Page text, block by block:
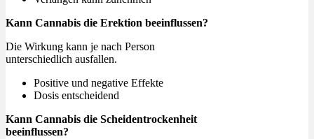
Kann Cannabis die Erektion beeinflussen?
Die Wirkung kann je nach Person
unterschiedlich ausfallen.
Positive und negative Effekte
Dosis entscheidend
Kann Cannabis die Scheidentrockenheit
beeinflussen?